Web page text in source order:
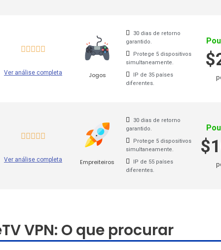
Ver análise completa Jogos
30 dias de retorno
garantido.
Protege 5 dispositivos
simultaneamente.
IP de 35 países
diferentes.
Ver análise completa Empreiteiros
30 dias de retorno
garantido.
Protege 5 dispositivos
simultaneamente.
IP de 55 países
diferentes.
VPN: O que procurar